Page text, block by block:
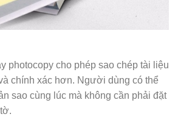
photocopy cho phép sao chép tài liệu
chính xác hơn. Người dùng có thể
sao cùng lúc mà không cần phải đặt